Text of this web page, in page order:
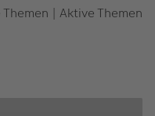
| Aktive Themen